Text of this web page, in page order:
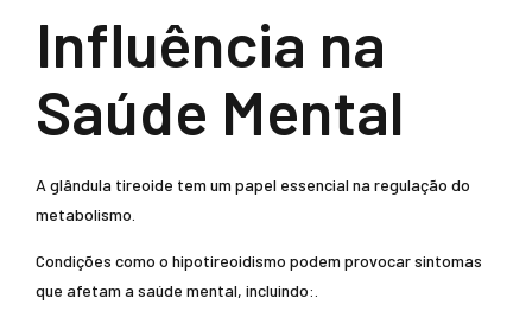
Influência na
Saúde Mental
A glândula tireoide tem um papel essencial na regulação do
metabolismo.
Condições como o hipotireoidismo podem provocar sintomas
que afetam a saúde mental, incluindo:.